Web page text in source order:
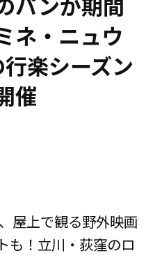
ネ・ニュウ
楽シーズン
催
屋上で観る野外映画
も！立川・荻窪のロ